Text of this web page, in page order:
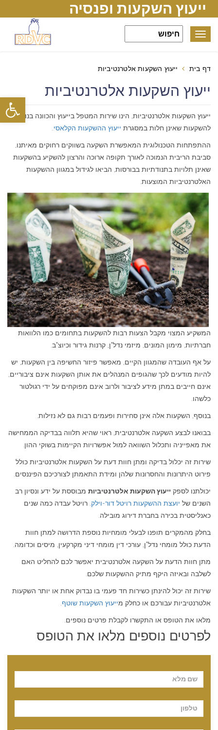
פתח
ייעוץ השקעות ופנסיה
Toggle
דף בית ייעוץ השקעות אלטרנטיביות
ייעוץ השקעות אלטרנטיביות
ייעוץ השקעות אלטרנטיביות, הינו שירות המטפל בייעוץ והכוונה בנוגע
להשקעות שאינן חלות במסגרת ייעוץ ההשקעות הקלאסי
ההתפתחות הטכנולוגית המאפשרת השקעה בשווקים רחוקים מאיתנו,
סביבת הריבית הנמוכה לאורך תקופה ארוכה והרצון להשקיע בהשקעות
שאינן תלויות בתנודתיות בבורסות, הביאו לגידול במגוון ההשקעות
האלטרנטיביות המוצעות.
המשקיע המצוי מקבל הצעות רבות להשקעות בתחומים כמו הלוואות
חברתיות, מימון המונים, מיזמי נדל"ן, קרנות גידור וכיוצ"ב.
על אף העובדה שהמגוון הקיים, מאפשר פיזור החשיפה בין השקעות, יש
להיות מודעים לכך שהגופים המנהלים את אותן השקעות אינם ציבוריים,
אינם חייבים במתן מידע לציבור ולרוב אינם מפוקחים על ידי רגולטור
כלשהו.
בנוסף, השקעות אלה אינן סחירות ופעמים רבות גם לא נזילות.
בבואנו לבצע השקעה אלטרנטיבית, ראוי שהיא תלווה בבדיקה הממחישה
את מאפייניה ותכלול השוואה למול אפשרויות הקיימות בשוקי ההון.
שירות זה יכלול בדיקה ומתן חוות דעת על השקעות אלטרנטיביות כולל
פירוט היתרונות והחסרונות שלהן ומידת התאמתן לצורכיכם הפיננסים.
יכולתנו לספק ייעוץ השקעות אלטרנטיביות מבוססת על ידע ונסיון רב
השנים של יועצת ההשקעות רויטל דור-וילק . רויטל עבדה כמה שנים
כאנליסטית בכירה בחברת דירוג מובילה.
בחלק מהמקרים תופנו לבעלי מומחיות נוספת הדרושה למתן חוות
הדעת כולל מומחי נדל"ן, עורכי דין מומחי דיני מקרקעין, מיסים וכדומה.
מתן חוות הדעת על השקעה אלטרנטיבית יאפשר לכם להחליט האם
לשלבה ובאיזה היקף מתיק ההשקעות שלכם.
שירות זה יכול להינתן כשירות חד פעמי בו נבדוק אחת או יותר השקעות
אלטרנטיביות עבורכם או כחלק מייעוץ השקעות שוטף
מלאו את הטופס או התקשרו לקבלת פרטים נוספים.
לפרטים נוספים מלאו את הטופס